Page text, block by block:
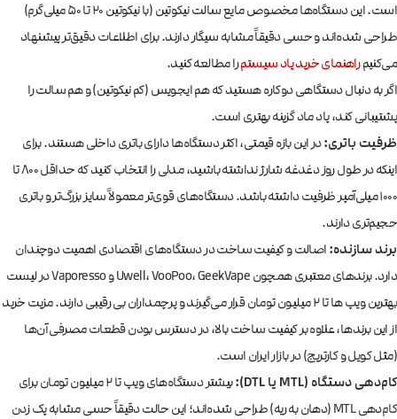
است. این دستگاه‌ها مخصوص مایع سالت نیکوتین (با نیکوتین ۲۰ تا ۵۰ میلی‌گرم)
طراحی شده‌اند و حسی دقیقاً مشابه سیگار دارند. برای اطلاعات دقیق‌تر پیشنهاد
می‌کنیمراهنمای خرید پاد سیستمرا مطالعه کنید.
اگر به دنبال دستگاهی دوکاره هستید که هم ایجویس (کم نیکوتین) و هم سالت را
پشتیبانی کند، پاد ماد گزینه بهتری است.
ظرفیت باتری:در این بازه قیمتی، اکثر دستگاه‌ها دارای باتری داخلی هستند. برای
اینکه در طول روز دغدغه شارژ نداشته باشید، مدلی را انتخاب کنید که حداقل ۸۰۰ تا
۱۰۰۰ میلی‌آمپر ظرفیت داشته باشد. دستگاه‌های قوی‌تر معمولاً سایز بزرگ‌تر و باتری
حجیم‌تری دارند.
برند سازنده:اصالت و کیفیت ساخت در دستگاه‌های اقتصادی اهمیت دوچندان
دارد. برندهای معتبری همچون Uwell، VooPoo، GeekVape و Vaporesso در لیست
بهترین ویپ ها تا ۲ میلیون تومان قرار می‌گیرند و پرچمداران بی رقیبی دارند. مزیت خرید
از این برندها، علاوه بر کیفیت ساخت بالا، در دسترس بودن قطعات مصرفی آن‌ها
(مثل کویل و کارتریج) در بازار ایران است.
کام‌دهی دستگاه (MTL یا DTL):
بیشتر دستگاه‌های ویپ تا ۲ میلیون تومان برای
کام‌دهی MTL (دهان به ریه) طراحی شده‌اند؛ این حالت دقیقاً حسی مشابه پک زدن